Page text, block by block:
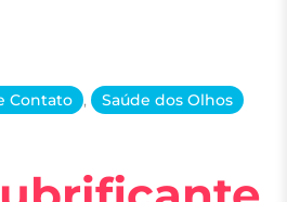
Contato ,
Saúde dos Olhos